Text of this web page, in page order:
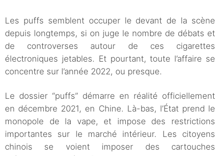
Les puffs semblent occuper le devant de la scène
depuis longtemps, si on juge le nombre de débats et
de controverses autour de ces cigarettes
électroniques jetables. Et pourtant, toute l’affaire se
concentre sur l’année 2022, ou presque.
Le dossier “puffs” démarre en réalité officiellement
en décembre 2021, en Chine. Là-bas, l’État prend le
monopole de la vape, et impose des restrictions
importantes sur le marché intérieur. Les citoyens
chinois se voient imposer des cartouches